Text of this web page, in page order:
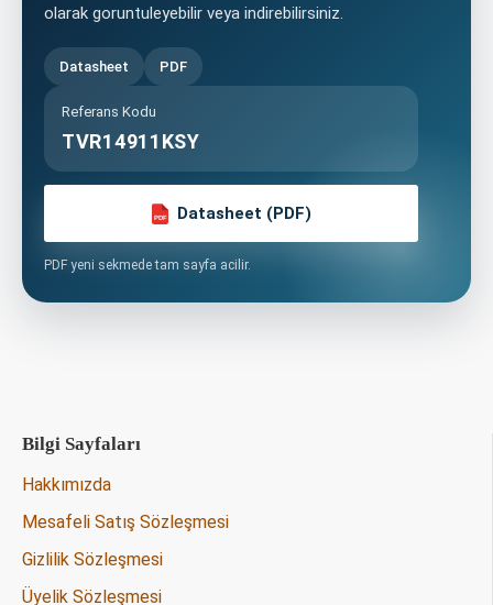
olarak goruntuleyebilir veya indirebilirsiniz.
Datasheet PDF
Referans Kodu
TVR14911KSY
PDF Datasheet (PDF)
PDF yeni sekmede tam sayfa acilir.
Bilgi Sayfaları
Hakkımızda
Mesafeli Satış Sözleşmesi
Gizlilik Sözleşmesi
Üyelik Sözleşmesi